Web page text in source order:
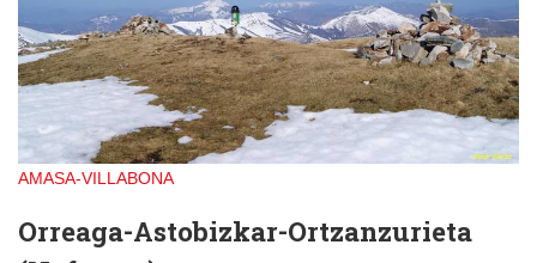
AMASA-VILLABONA
Orreaga-Astobizkar-Ortzanzurieta